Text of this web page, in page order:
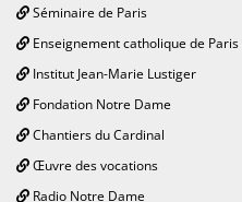
Séminaire de Paris
Enseignement catholique de Paris
Institut Jean-Marie Lustiger
Fondation Notre Dame
Chantiers du Cardinal
Œuvre des vocations
Radio Notre Dame